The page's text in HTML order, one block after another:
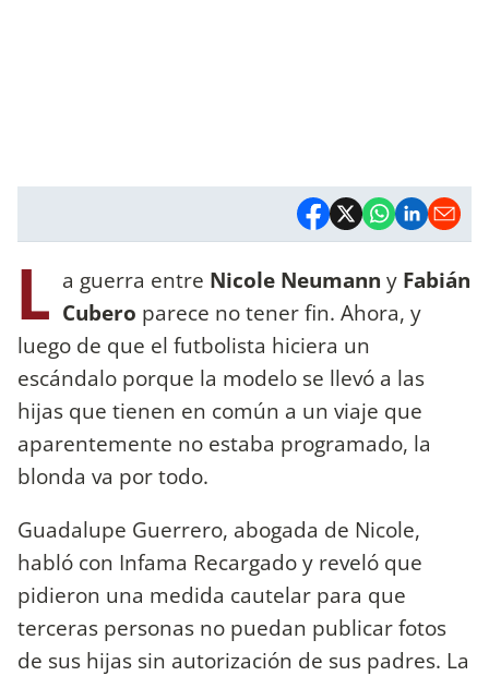
L a guerra entre Nicole Neumann y Fabián
Cubero parece no tener fin. Ahora, y
luego de que el futbolista hiciera un
escándalo porque la modelo se llevó a las
hijas que tienen en común a un viaje que
aparentemente no estaba programado, la
blonda va por todo.
Guadalupe Guerrero, abogada de Nicole,
habló con Infama Recargado y reveló que
pidieron una medida cautelar para que
terceras personas no puedan publicar fotos
de sus hijas sin autorización de sus padres. La